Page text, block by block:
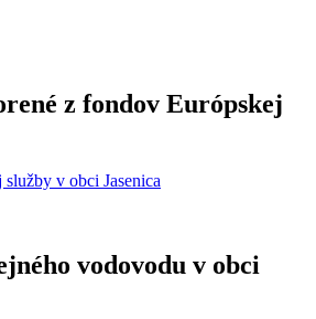
z fondov Európskej
v obci Jasenica
vodovodu v obci